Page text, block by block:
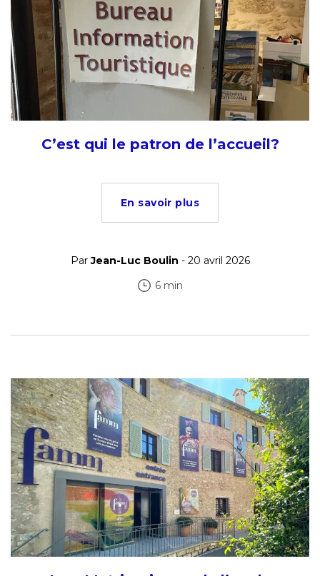
C’est qui le patron de l’accueil?
En savoir plus
ParJean-Luc Boulin - 20 avril 2026
6 min